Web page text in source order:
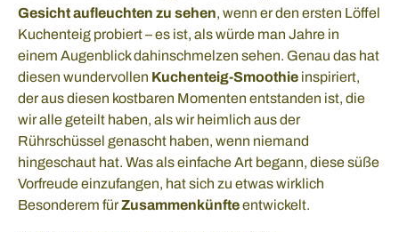
Gesicht aufleuchten zu sehen, wenn er den ersten Löffel
Kuchenteig probiert – es ist, als würde man Jahre in
einem Augenblick dahinschmelzen sehen. Genau das hat
diesen wundervollen Kuchenteig-Smoothie inspiriert,
der aus diesen kostbaren Momenten entstanden ist, die
wir alle geteilt haben, als wir heimlich aus der
Rührschüssel genascht haben, wenn niemand
hingeschaut hat. Was als einfache Art begann, diese süße
Vorfreude einzufangen, hat sich zu etwas wirklich
Besonderem fürZusammenkünfteentwickelt.